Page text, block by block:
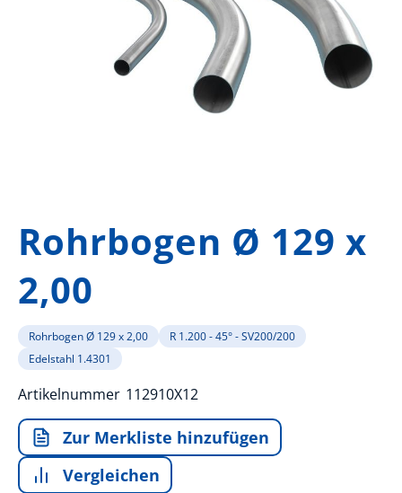
der
Bildergalerie
springen
Rohrbogen Ø 129 x
2,00
Rohrbogen Ø 129 x 2,00
R 1.200 - 45° - SV200/200
Edelstahl 1.4301
Artikelnummer 112910X12
Zur Merkliste hinzufügen
Vergleichen